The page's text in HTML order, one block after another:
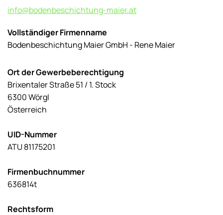
info@bodenbeschichtung-maier.at
Vollständiger Firmenname
Bodenbeschichtung Maier GmbH - Rene Maier
Ort der Gewerbeberechtigung
Brixentaler Straße 51 / 1. Stock
6300 Wörgl
Österreich
UID-Nummer
ATU 81175201
Firmenbuchnummer
636814t
Rechtsform